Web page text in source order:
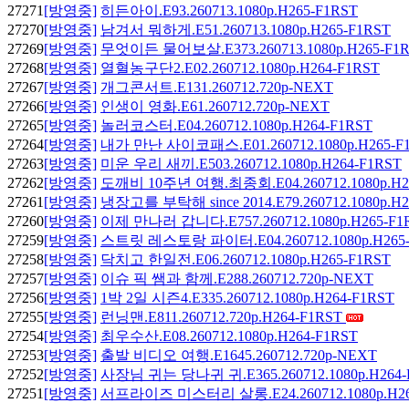
27271 [방영중] 히든아이.E93.260713.1080p.H265-F1RST
27270[방영중] 남겨서 뭐하게.E51.260713.1080p.H265-F1RST
27269[방영중] 무엇이든 물어보살.E373.260713.1080p.H265-
27268[방영중] 열혈농구단2.E02.260712.1080p.H264-F1RST
27267[방영중] 개그콘서트.E131.260712.720p-NEXT
27266[방영중] 인생이 영화.E61.260712.720p-NEXT
27265[방영중] 놀러코스터.E04.260712.1080p.H264-F1RST
27264[방영중] 내가 만난 사이코패스.E01.260712.1080p.H265-
27263[방영중] 미운 우리 새끼.E503.260712.1080p.H264-F1RST
27262[방영중] 도깨비 10주년 여행.최종회
27261 [방영중] 냉장고를 부탁해 since
27260[방영중] 이제 만나러 갑니다.E757.260712.1080p.H265-
27259[방영중] 스트릿 레스토랑 파이터
27258[방영중] 닥치고 한일전.E06.260712.1080p.H265-F1RST
27257[방영중] 이슈 픽 쌤과 함께.E288.260712.720p-NEXT
27256[방영중] 1박 2일 시즌4.E335.260712.1080p.H264-F1RST
27255[방영중] 런닝맨.E811.260712.720p.H264-F1RST
27254[방영중] 최우수산.E08.260712.1080p.H264-F1RST
27253[방영중] 출발 비디오 여행.E1645.260712.720p-NEXT
27252[방영중] 사장님 귀는 당나귀 귀.E365.260712.1080p.H264-
27251 [방영중] 서프라이즈 미스터리 살롱